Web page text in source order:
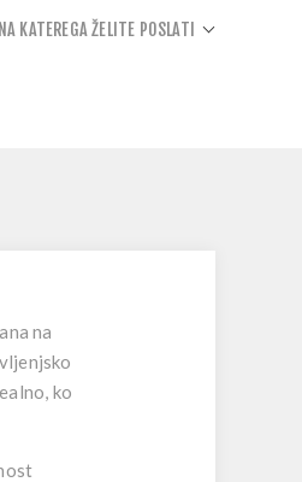
KATEREGA ŽELITE POSLATI
na
ko